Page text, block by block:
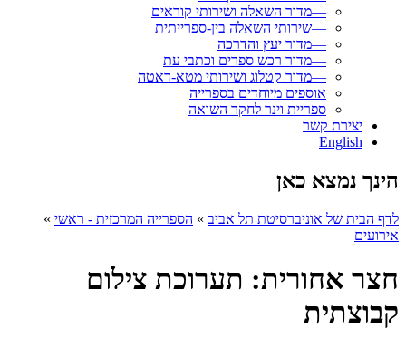
—מדור השאלה ושירותי קוראים
—שירותי השאלה בין-ספרייתית
—מדור יעץ והדרכה
—מדור רכש ספרים וכתבי עת
—מדור קטלוג ושירותי מטא-דאטה
אוספים מיוחדים בספרייה
ספריית וינר לחקר השואה
יצירת קשר
English
הינך נמצא כאן
לדף הבית של אוניברסיטת תל אביב » הספרייה המרכזית - ראשי »
אירועים
חצר אחורית: תערוכת צילום
קבוצתית